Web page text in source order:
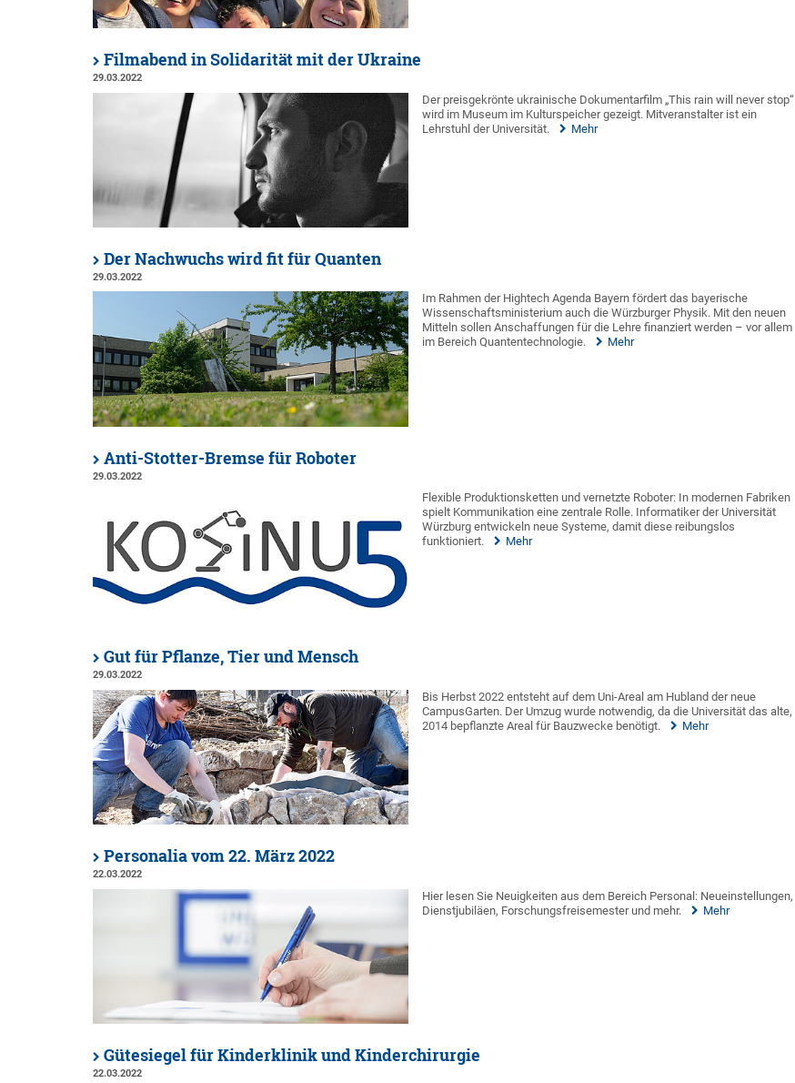
Filmabend in Solidarität mit der Ukraine
29.03.2022
Der preisgekrönte ukrainische Dokumentarfilm „This rain will never stop“
wird im Museum im Kulturspeicher gezeigt. Mitveranstalter ist ein
Lehrstuhl der Universität.
Mehr
Der Nachwuchs wird fit für Quanten
29.03.2022
Im Rahmen der Hightech Agenda Bayern fördert das bayerische
Wissenschaftsministerium auch die Würzburger Physik. Mit den neuen
Mitteln sollen Anschaffungen für die Lehre finanziert werden – vor allem
im Bereich Quantentechnologie.
Mehr
Anti-Stotter-Bremse für Roboter
29.03.2022
Flexible Produktionsketten und vernetzte Roboter: In modernen Fabriken
spielt Kommunikation eine zentrale Rolle. Informatiker der Universität
Würzburg entwickeln neue Systeme, damit diese reibungslos
funktioniert.
Mehr
Gut für Pflanze, Tier und Mensch
29.03.2022
Bis Herbst 2022 entsteht auf dem Uni-Areal am Hubland der neue
CampusGarten. Der Umzug wurde notwendig, da die Universität das alte,
2014 bepflanzte Areal für Bauzwecke benötigt.
Mehr
Personalia vom 22. März 2022
22.03.2022
Hier lesen Sie Neuigkeiten aus dem Bereich Personal: Neueinstellungen,
Dienstjubiläen, Forschungsfreisemester und mehr.
Mehr
Gütesiegel für Kinderklinik und Kinderchirurgie
22.03.2022